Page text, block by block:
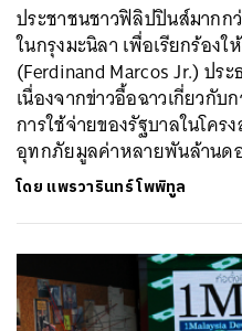
ประชาชนชาวฟิลิปปินส์มากก
ในกรุงมะนิลา เพื่อเรียกร้อง
(Ferdinand Marcos Jr.) ป
เนื่องจากข่าวอื้อฉาวเกี่ยวกับ
การใช้จ่ายของรัฐบาลในโค
อุทกภัยมูลค่าหลายพันล้านด
โดย แพรวารินทร์ โพพิทูล
SHARE